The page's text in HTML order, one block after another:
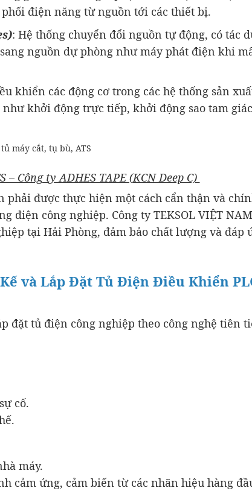
điện năng từ nguồn tới các thiết bị.
: Hệ thống chuyển đổi nguồn tự động, có tác
nguồn dự phòng như máy phát điện khi
khiển các động cơ trong các hệ thống sản
khởi động trực tiếp, khởi động sao tam
Công ty ADHES TAPE (KCN Deep C)
được thực hiện một cách cẩn thận và
điện công nghiệp. Công ty TEKSOL VIỆT
tại Hải Phòng, đảm bảo chất lượng và đáp
và Lắp Đặt Tủ Điện Điều Khiển
đặt tủ điện công nghiệp theo công nghệ tiên
cố.
máy.
cảm ứng, cảm biến từ các nhãn hiệu hàng